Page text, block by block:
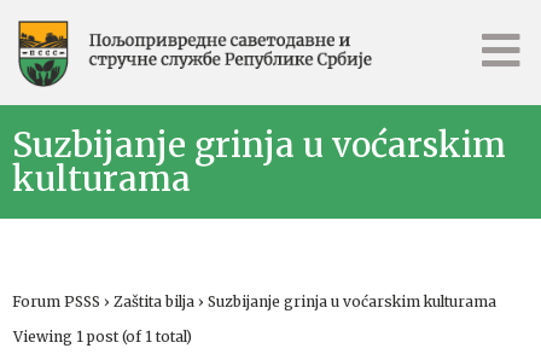
Suzbijanje grinja u voćarskim
kulturama
Forum PSSS › Zaštita bilja › Suzbijanje grinja u voćarskim kulturama
Viewing 1 post (of 1 total)